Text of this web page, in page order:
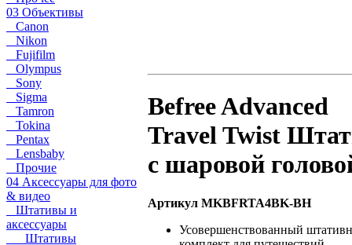
03 Объективы
Canon
Nikon
Fujifilm
Olympus
Sony
Sigma
Tamron
Tokina
Pentax
Lensbaby
Прочие
04 Аксессуары для фото
& видео
Штативы и
аксессуары
Штативы
Befree Advanced
Travel Twist
c шаровой
Артикул MKBFRTA4BK-BH
Усовершенствованный